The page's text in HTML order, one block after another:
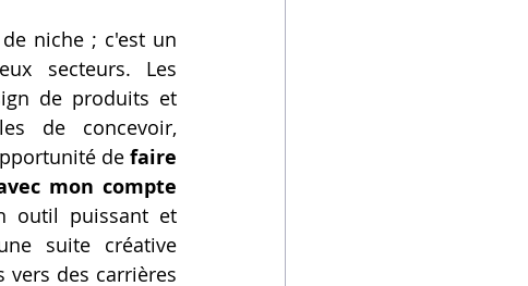
niche ; c'est un
secteurs. Les
de produits et
de concevoir,
de faire
mon compte
outil puissant et
suite créative
vers des carrières